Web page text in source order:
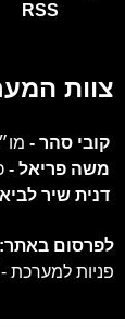
RSS
צוות
קובי סהר -
משה פריאל -
דנית שיר
לפרסום באתר:
פניות למערכת -